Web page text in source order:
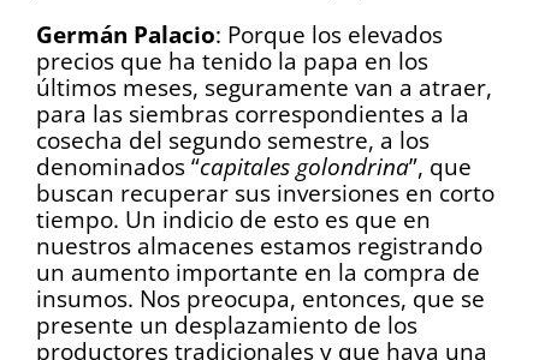
Germán Palacio: Porque los elevados
precios que ha tenido la papa en los
últimos meses, seguramente van a atraer,
para las siembras correspondientes a la
cosecha del segundo semestre, a los
denominados “capitales golondrina”, que
buscan recuperar sus inversiones en corto
tiempo. Un indicio de esto es que en
nuestros almacenes estamos registrando
un aumento importante en la compra de
insumos. Nos preocupa, entonces, que se
presente un desplazamiento de los
productores tradicionales y que haya una